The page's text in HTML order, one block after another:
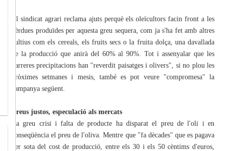
El sindicat agrari reclama ajuts perquè els oleïcultors facin front a les
pèrdues produïdes per aquesta greu sequera, com ja s'ha fet amb altres
cultius com els cereals, els fruits secs o la fruita dolça, una davallada
de la producció que anirà del 60% al 90%. Tot i assenyalar que les
darreres precipitacions han "reverdit paisatges i olivers", si no plou les
pròximes setmanes i mesis, també es pot veure "compromesa" la
campanya següent.
Preus justos, especulació als mercats
La greu crisi i falta de producte ha disparat el preu de l'oli i en
conseqüència el preu de l'oliva. Mentre que "fa dècades" que es pagava
per sota del cost de producció, entre els 30 i els 50 cèntims d'euros,